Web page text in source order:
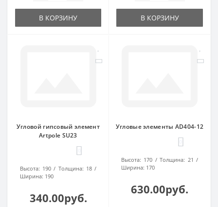
В КОРЗИНУ В КОРЗИНУ
Угловой гипсовый элемент
Artpole SU23
Высота: 190 Толщина: 18
Ширина: 190
340.00руб.
Угловые элементы AD404-12
Высота: 170 Толщина: 21
Ширина: 170
630.00руб.